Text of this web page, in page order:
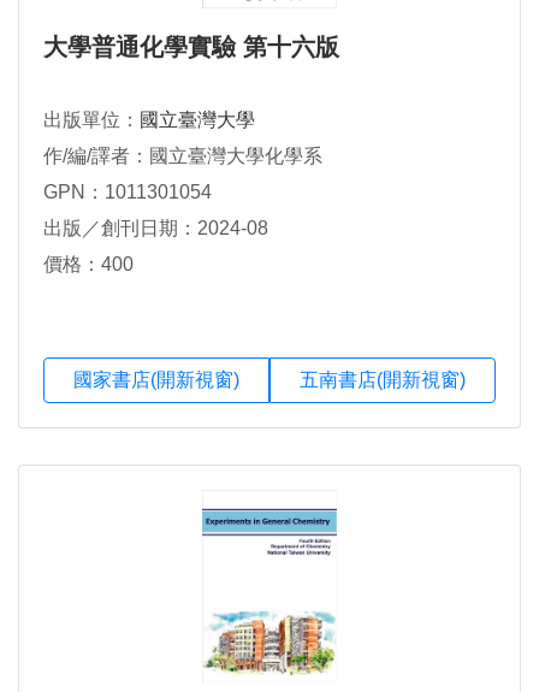
大學普通化學實驗 第十六版
出版單位： 國立臺灣大學
作/編/譯者：國立臺灣大學化學系
GPN：1011301054
出版／創刊日期：2024-08
價格：400
國家書店(開新視窗) 五南書店(開新視窗)